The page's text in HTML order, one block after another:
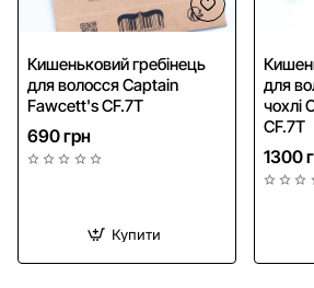
Кишеньковий гребінець
для волосся Captain
Fawcett's CF.7T
690 грн
Купити
для
чохлі
CF.7T
1300